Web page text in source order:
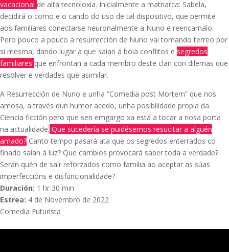
vacacional de alta tecnoloxía. Inicialmente a matriarca: Sabela,
decidirá o como e o cando do uso de tal dispositivo, que permite
aos familiares conectarse neuronalmente a Nuno e reencarnalo.
Pero pouco a pouco a resurrección de Nuno vai tomando terreo por
si mesma, dando lugar a que saian á boia conflitos e segredos
familiares que enfrontan a cada membro deste clan con dilemas que
resolver e verdades que asimilar.
A Resurrección de Nuno e unha “Comedia post Mortem” que nos
amosa, a través dun humor acedo, unha posibilidade propia da
Ciencia ficción pero que sen emgargo xa está a tocar a nosa porta
na actualidade. Que sucedería se puidésemos resucitar a alguén
amado? Canto tempo pasará ata que os segredos enterrados co
finado saian á luz? Que cambios provocará saber toda a verdade?
Serán quén de saír reforzados como familia ao aceptar as súas
imperfeccións e disfuncionalidade?
Duración: 1 hr 30 min
Estrea: 4 de Novembro de 2022
Comedia Futurista